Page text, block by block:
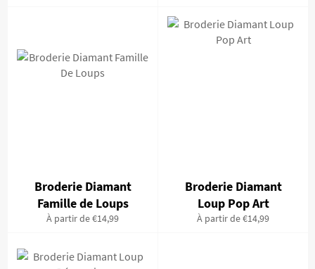
Broderie Diamant
Famille de Loups
À partir de €14,99
Broderie Diamant
Loup Pop Art
À partir de €14,99